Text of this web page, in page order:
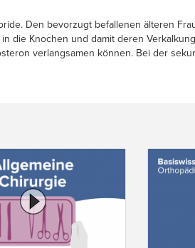
Den bevorzugt befallenen älteren
die Knochen und damit deren
verlangsamen können. Bei der